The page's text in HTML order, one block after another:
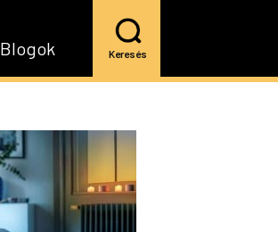
Blogok Keresés